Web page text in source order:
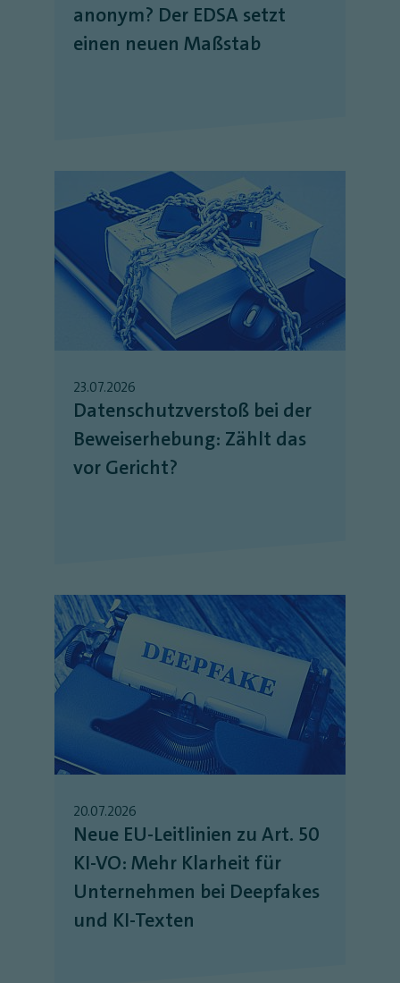
anonym? Der EDSA setzt
einen neuen Maßstab
23.07.2026
Datenschutzverstoß bei der
Beweiserhebung: Zählt das
vor Gericht?
20.07.2026
Neue EU-Leitlinien zu Art. 50
KI-VO: Mehr Klarheit für
Unternehmen bei Deepfakes
und KI-Texten